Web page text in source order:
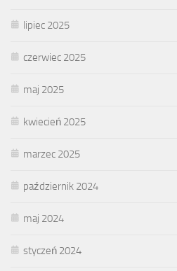
lipiec 2025
czerwiec 2025
maj 2025
kwiecień 2025
marzec 2025
październik 2024
maj 2024
styczeń 2024